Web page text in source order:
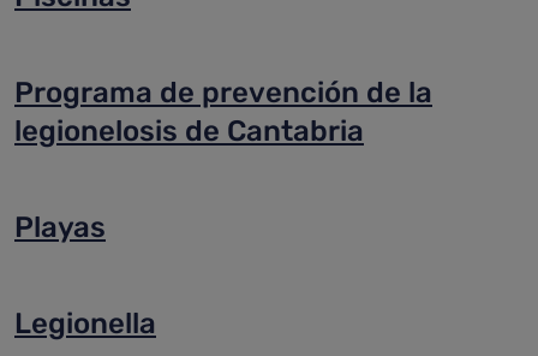
Programa de prevención de la
legionelosis de Cantabria
Playas
Legionella